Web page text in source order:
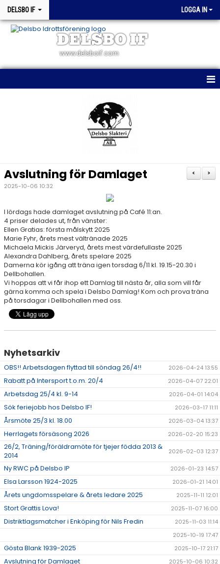
DELSBO IF LOGGA IN
DELSBO IF
www.delsboif.com
MATCHER
SPONSORER
STÖTTA DIF
KONTAKT
>
<
Avslutning för Damlaget
2025-10-06 10:32
I lördags hade damlaget avslutning på Café 11:an.
4 priser delades ut, från vänster:
Ellen Gratias: första målskytt 2025
Marie Fyhr, årets mest vältränade 2025
Michaela Mickis Järveryd, årets mest värdefullaste 2025
Alexandra Dahlberg, årets spelare 2025
Damerna kör igång att träna igen torsdag 6/11 kl. 19.15-20.30 i
Dellbohallen.
Vi hoppas att vi får ihop ett Damlag till nästa år, alla som vill får
gärna komma och spela i Delsbo Damlag! Kom och prova träna
på torsdagar i Dellbohallen med oss.
Nyhetsarkiv
OBS!! Arbetsdagen flyttad till söndag 26/4!! 2026-04-24 13:55
Rabatt på Intersport t.o.m. 20/4 2026-04-07 22:01
Arbetsdag 25/4 kl. 9-14 2026-04-01 14:04
Sök feriejobb hos Delsbo IF! 2026-03-17 11:11
Årsmöte 25/3 kl. 18.00 2026-03-04 13:37
Herrlagets försäsong 2026 2026-02-20 15:23
26/2, Träning/föräldramöte för tjejer födda 2013 &
2014
2026-02-03 12:37
Ny RWC på Delsbo IP 2026-01-23 14:57
Elsa Larsson 1924-2025 2026-01-21 14:01
Årets ungdomsspelare & årets ledare 2025 2025-11-11 12:01
Stort Grattis Lova! 2025-11-07 16:00
Distriktlagsmatcher i Enköping för Nils Fredin
2025-11-03 11:14
2025-10-19 17:47
Gösta Blank 1939-2025 2025-10-17 21:17
Avslutning för Damlaget 2025-10-06 10:32